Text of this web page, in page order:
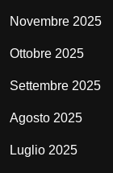
Novembre 2025
Ottobre 2025
Settembre 2025
Agosto 2025
Luglio 2025